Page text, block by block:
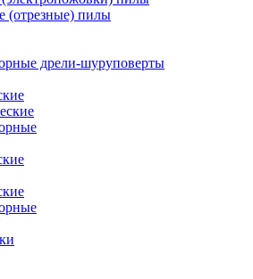
(отрезные) пилы
дрели-шуруповерты